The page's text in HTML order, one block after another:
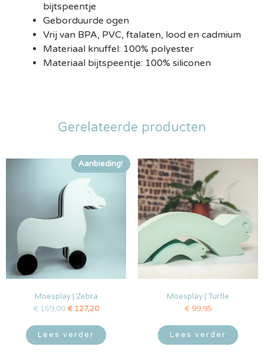
bijtspeentje
Geborduurde ogen
Vrij van BPA, PVC, ftalaten, lood en cadmium
Materiaal knuffel: 100% polyester
Materiaal bijtspeentje: 100% siliconen
Gerelateerde producten
Aanbieding!
Moesplay | Zebra
€ 159,00€ 127,20
Lees verder
Moesplay | Turtle
€ 99,95
Lees verder